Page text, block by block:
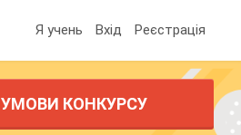
Я учень Вхід Реєстрація
УМОВИ КОНКУРСУ